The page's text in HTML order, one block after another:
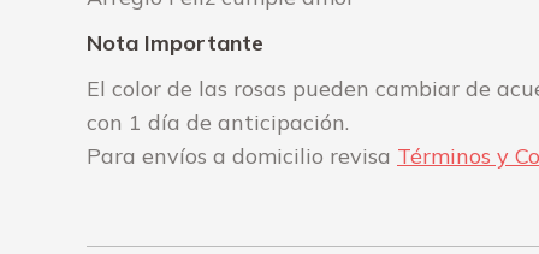
Nota Importante
El color de las rosas pueden cambiar de
con 1 día de anticipación.
Para envíos a domicilio revisa Términos y